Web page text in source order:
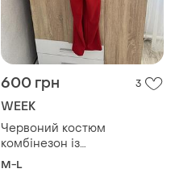
600 грн 3
WEEK
Червоний костюм
комбінезон із
розрізом(відкритою
M-L